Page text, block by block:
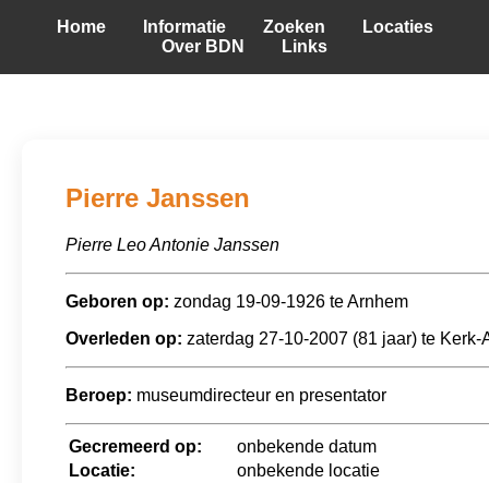
Home Informatie Zoeken
Locaties
Over BDN
Links
Pierre Janssen
Pierre Leo Antonie Janssen
Geboren op: zondag 19-09-1926 te Arnhem
Overleden op: zaterdag 27-10-2007 (81 jaar) te Kerk-
Beroep: museumdirecteur en presentator
Gecremeerd op:
onbekende datum
Locatie:
onbekende locatie